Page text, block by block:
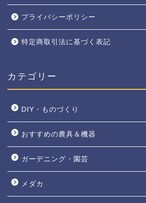
プライバシーポリシー
特定商取引法に基づく表記
カテゴリー
DIY・ものづくり
おすすめの農具＆機器
ガーデニング・園芸
メダカ